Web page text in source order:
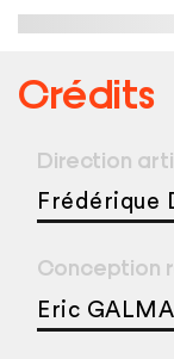
Crédits
Direction
Frédérique
Conception
Eric